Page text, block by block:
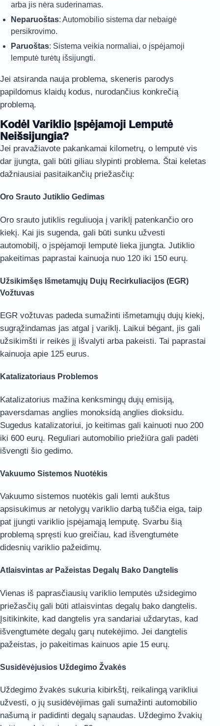
arba jis nėra suderinamas.
Neparuoštas: Automobilio sistema dar nebaigė
persikrovimo.
Paruoštas: Sistema veikia normaliai, o įspėjamoji
lemputė turėtų išsijungti.
Jei atsiranda nauja problema, skeneris parodys
papildomus klaidų kodus, nurodančius konkrečią
problemą.
Kodėl Variklio Įspėjamoji Lemputė
Neišsijungia?
Jei pravažiavote pakankamai kilometrų, o lemputė vis
dar įjungta, gali būti giliau slypinti problema. Štai keletas
dažniausiai pasitaikančių priežasčių:
Oro Srauto Jutiklio Gedimas
Oro srauto jutiklis reguliuoja į variklį patenkančio oro
kiekį. Kai jis sugenda, gali būti sunku užvesti
automobilį, o įspėjamoji lemputė lieka įjungta. Jutiklio
pakeitimas paprastai kainuoja nuo 120 iki 150 eurų.
Užsikimšęs Išmetamųjų Dujų Recirkuliacijos (EGR)
Vožtuvas
EGR vožtuvas padeda sumažinti išmetamųjų dujų kiekį,
sugrąžindamas jas atgal į variklį. Laikui bėgant, jis gali
užsikimšti ir reikės jį išvalyti arba pakeisti. Tai paprastai
kainuoja apie 125 eurus.
Katalizatoriaus Problemos
Katalizatorius mažina kenksmingų dujų emisiją,
paversdamas anglies monoksidą anglies dioksidu.
Sugedus katalizatoriui, jo keitimas gali kainuoti nuo 200
iki 600 eurų. Reguliari automobilio priežiūra gali padėti
išvengti šio gedimo.
Vakuumo Sistemos Nuotėkis
Vakuumo sistemos nuotėkis gali lemti aukštus
apsisukimus ar netolygų variklio darbą tuščia eiga, taip
pat įjungti variklio įspėjamąją lemputę. Svarbu šią
problemą spręsti kuo greičiau, kad išvengtumėte
didesnių variklio pažeidimų.
Atlaisvintas ar Pažeistas Degalų Bako Dangtelis
Vienas iš paprasčiausių variklio lemputės užsidegimo
priežasčių gali būti atlaisvintas degalų bako dangtelis.
Įsitikinkite, kad dangtelis yra sandariai uždarytas, kad
išvengtumėte degalų garų nutekėjimo. Jei dangtelis
pažeistas, jo pakeitimas kainuos apie 15 eurų.
Susidėvėjusios Uždegimo Žvakės
Uždegimo žvakės sukuria kibirkštį, reikalingą varikliui
užvesti, o jų susidėvėjimas gali sumažinti automobilio
našumą ir padidinti degalų sąnaudas. Uždegimo žvakių